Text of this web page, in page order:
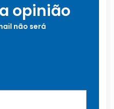
opinião
não será